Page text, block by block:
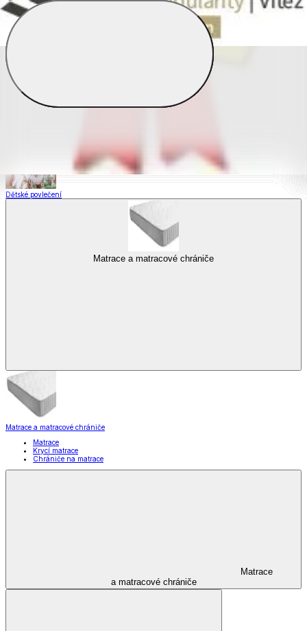
Saténové povlečení
Povlečení s fototiskem
Dětské povlečení
Matrace a matracové chrániče
Matrace a matracové chrániče
Matrace
Krycí matrace
Chrániče na matrace
Matrace
a matracové chrániče